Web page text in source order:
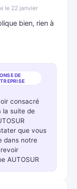
le 22 janvier
bien, rien à
DE
consacré
la suite de
que vous
dans notre
AUTOSUR